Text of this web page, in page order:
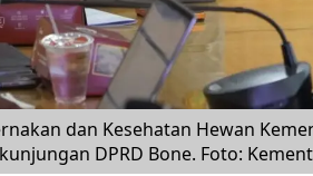
dan Kesehatan Hewan
DPRD Bone. Foto: